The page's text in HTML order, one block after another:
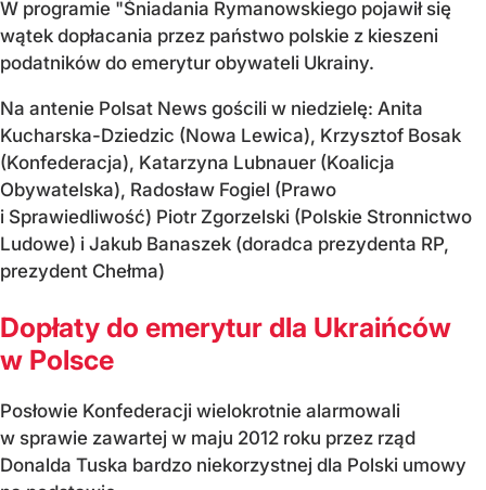
W programie "Śniadania Rymanowskiego pojawił się
wątek dopłacania przez państwo polskie z kieszeni
podatników do emerytur obywateli Ukrainy.
Na antenie Polsat News gościli w niedzielę: Anita
Kucharska-Dziedzic (Nowa Lewica), Krzysztof Bosak
(Konfederacja), Katarzyna Lubnauer (Koalicja
Obywatelska), Radosław Fogiel (Prawo
i Sprawiedliwość) Piotr Zgorzelski (Polskie Stronnictwo
Ludowe) i Jakub Banaszek (doradca prezydenta RP,
prezydent Chełma)
Dopłaty do emerytur dla Ukraińców
w Polsce
Posłowie Konfederacji wielokrotnie alarmowali
w sprawie zawartej w maju 2012 roku przez rząd
Donalda Tuska bardzo niekorzystnej dla Polski umowy